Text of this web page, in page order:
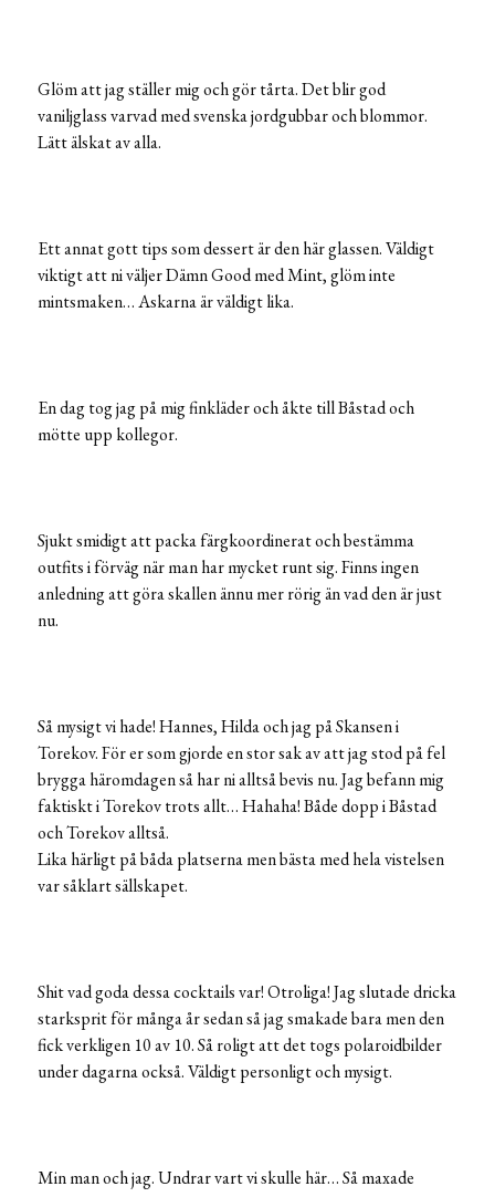
Glöm att jag ställer mig och gör tårta. Det blir god
vaniljglass varvad med svenska jordgubbar och blommor.
Lätt älskat av alla.
Ett annat gott tips som dessert är den här glassen. Väldigt
viktigt att ni väljer Dämn Good med Mint, glöm inte
mintsmaken… Askarna är väldigt lika.
En dag tog jag på mig finkläder och åkte till Båstad och
mötte upp kollegor.
Sjukt smidigt att packa färgkoordinerat och bestämma
outfits i förväg när man har mycket runt sig. Finns ingen
anledning att göra skallen ännu mer rörig än vad den är just
nu.
Så mysigt vi hade! Hannes, Hilda och jag på Skansen i
Torekov. För er som gjorde en stor sak av att jag stod på fel
brygga häromdagen så har ni alltså bevis nu. Jag befann mig
faktiskt i Torekov trots allt… Hahaha! Både dopp i Båstad
och Torekov alltså.
Lika härligt på båda platserna men bästa med hela vistelsen
var såklart sällskapet.
Shit vad goda dessa cocktails var! Otroliga! Jag slutade dricka
starksprit för många år sedan så jag smakade bara men den
fick verkligen 10 av 10. Så roligt att det togs polaroidbilder
under dagarna också. Väldigt personligt och mysigt.
Min man och jag. Undrar vart vi skulle här… Så maxade